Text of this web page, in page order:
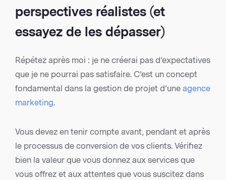
perspectives réalistes (et
essayez de les dépasser)
Répétez après moi : je ne créerai pas d’expectatives
que je ne pourrai pas satisfaire. C’est un concept
fondamental dans la gestion de projet d’une agence
marketing.
Vous devez en tenir compte avant, pendant et après
le processus de conversion de vos clients. Vérifiez
bien la valeur que vous donnez aux services que
vous offrez et aux attentes que vous suscitez dans